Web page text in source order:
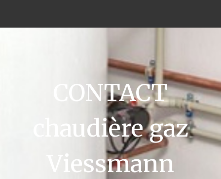
CONTACT
chaudière gaz
Viessmann